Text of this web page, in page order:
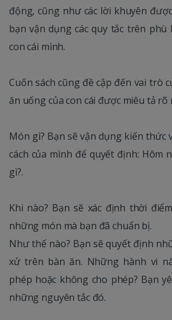
động, cũng như các lời khuyên
bạn vận dụng các quy tắc trên
con cái mình.
Cuốn sách cũng đề cập đến vai trò
ăn uống của con cái được miêu tả rõ
Món gì? Bạn sẽ vận dụng kiến thức
cách của mình để quyết định: Hôm
gì?.
Khi nào? Bạn sẽ xác định thời
những món mà bạn đã chuẩn bị.
Như thế nào? Bạn sẽ quyết định
xử trên bàn ăn. Những hành vi
phép hoặc không cho phép? Bạn
những nguyên tắc đó.